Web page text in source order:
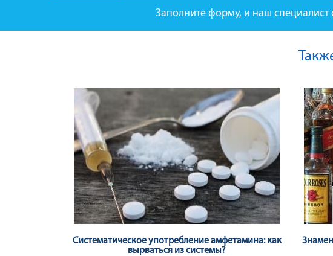
Заполните форму, и наш
Систематическое употребление амфетамина: как
вырваться из системы?